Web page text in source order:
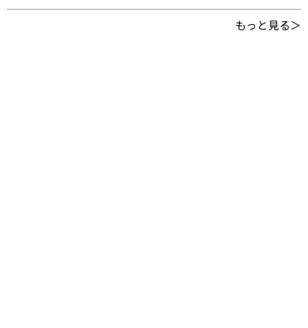
もっと見る＞